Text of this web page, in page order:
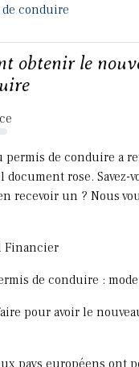
conduire
obtenir le
permis de conduire a
rose. Savez-
recevoir un ? Nous
Financier
de conduire :
pour avoir le